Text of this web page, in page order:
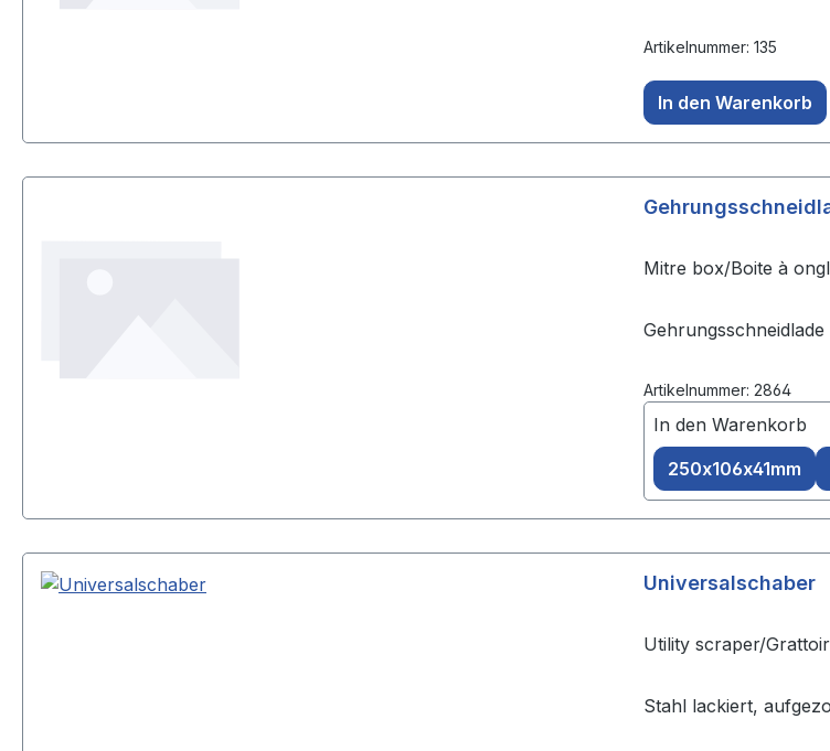
Artikelnummer: 135
In den Warenkorb
Mitre box/Boite à
Artikelnummer: 2864
In den Warenkorb
250x106x41mm
Universalschaber
Utility scraper/
Stahl lackiert,